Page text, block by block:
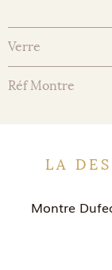
Verre
Réf Montre
LA
Montre